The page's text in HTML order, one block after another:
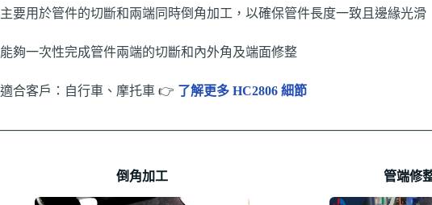
主要用於管件的切斷和兩端同時倒角加工，以確保管件長度一致且邊緣光滑
能夠一次性完成管件兩端的切斷和內外角及端面修整
適合客戶：自行車、摩托車 👉 了解更多 HC2806 細節
倒角加工 管端修